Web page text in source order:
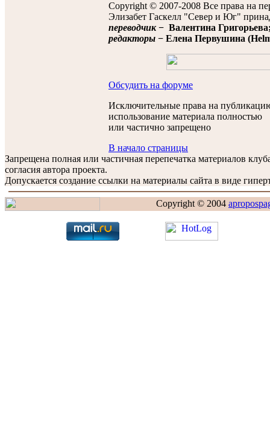
Copyright © 2007-2008 Все права на
Элизабет Гаскелл "Север и Юг"
переводчик− Валентина
редакторы − Елена Первушина
Обсудить на форуме
Исключительные права на
использование материала полностью
или частично запрещено
В начало страницы
Запрещена полная или частичная перепечатка материалов
согласия автора проекта.
Допускается создание ссылки на материалы сайта в виде
Copyright © 2004